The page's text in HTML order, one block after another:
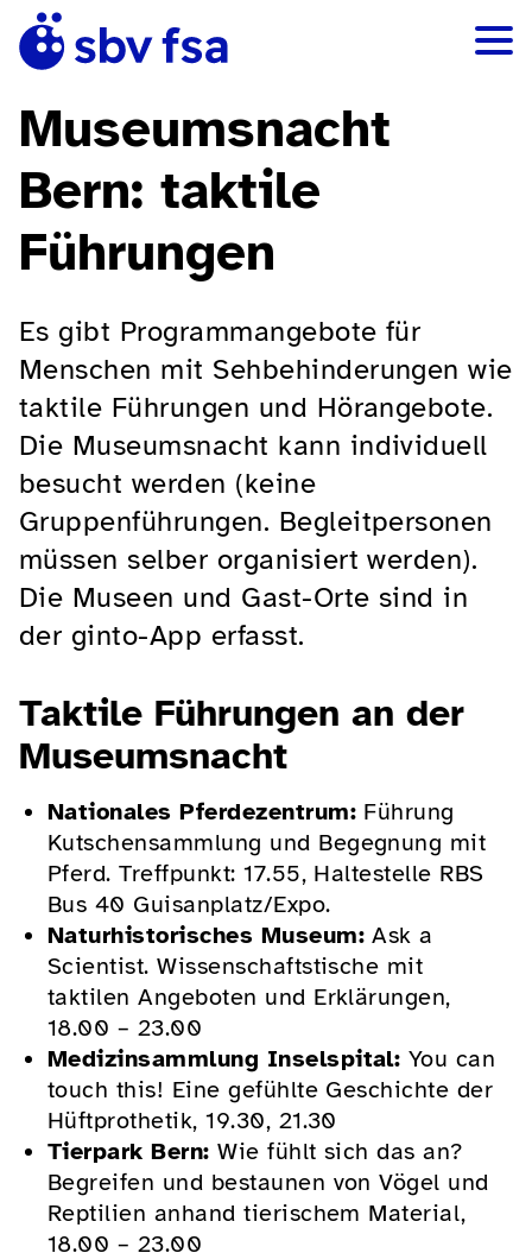
Museumsnacht
Bern: taktile
Führungen
Es gibt Programmangebote für
Menschen mit Sehbehinderungen wie
taktile Führungen und Hörangebote.
Die Museumsnacht kann individuell
besucht werden (keine
Gruppenführungen. Begleitpersonen
müssen selber organisiert werden).
Die Museen und Gast-Orte sind in
der ginto-App erfasst.
Taktile Führungen an der
Museumsnacht
Nationales Pferdezentrum: Führung
Kutschensammlung und Begegnung mit
Pferd. Treffpunkt: 17.55, Haltestelle RBS
Bus 40 Guisanplatz/Expo.
Naturhistorisches Museum:Ask a
Scientist. Wissenschaftstische mit
taktilen Angeboten und Erklärungen,
18.00 – 23.00
Medizinsammlung Inselspital: You can
touch this! Eine gefühlte Geschichte der
Hüftprothetik, 19.30, 21.30
Tierpark Bern: Wie fühlt sich das an?
Begreifen und bestaunen von Vögel und
Reptilien anhand tierischem Material,
18.00 – 23.00